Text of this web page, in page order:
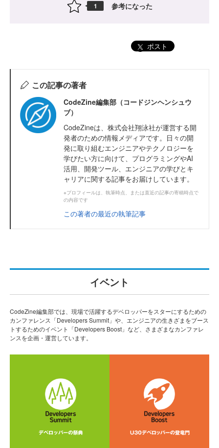
1 参考になった
ポスト
この記事の著者
CodeZine編集部（コードジンヘンシュウ
ブ）
CodeZineは、株式会社翔泳社が運営する開
発者のための情報メディアです。日々の開
発に取り組むエンジニアやテクノロジーを
学びたい方に向けて、プログラミングやAI
活用、開発ツール、エンジニアの学びとキ
ャリアに関する記事をお届けしています。
※プロフィールは、執筆時点、または直近の記事の寄稿時点で
の内容です
この著者の最近の執筆記事
イベント
CodeZine編集部では、現場で活躍するデベロッパーをスターにするための
カンファレンス「Developers Summit」や、エンジニアの生きざまをブース
トするためのイベント「Developers Boost」など、さまざまなカンファレ
ンスを企画・運営しています。